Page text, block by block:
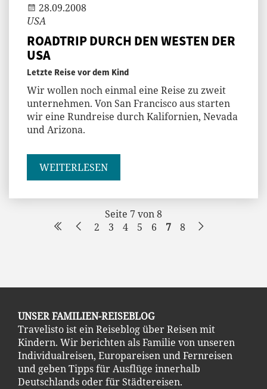
28.09.2008
USA
ROADTRIP DURCH DEN WESTEN DER
USA
Letzte Reise vor dem Kind
Wir wollen noch einmal eine Reise zu zweit
unternehmen. Von San Francisco aus starten
wir eine Rundreise durch Kalifornien, Nevada
und Arizona.
WEITERLESEN
Seite 7 von 8
2
3 4 5 6 7 8
UNSER FAMILIEN-REISEBLOG
Travelisto ist ein Reiseblog über Reisen mit
Kindern. Wir berichten als Familie von unseren
Individualreisen, Europareisen und Fernreisen
und geben Tipps für Ausflüge innerhalb
Deutschlands oder für Städtereisen.